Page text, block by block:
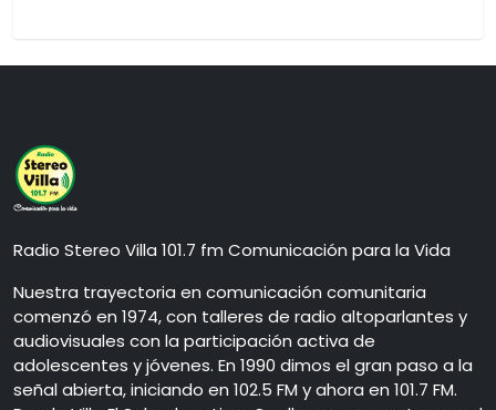
Radio Stereo Villa 101.7 fm Comunicación para la Vida
Nuestra trayectoria en comunicación comunitaria
comenzó en 1974, con talleres de radio altoparlantes y
audiovisuales con la participación activa de
adolescentes y jóvenes. En 1990 dimos el gran paso a la
señal abierta, iniciando en 102.5 FM y ahora en 101.7 FM.